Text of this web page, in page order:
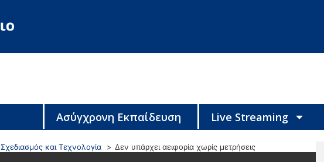
Ασύγχρονη Εκπαίδευση Live Streaming
Σχεδιασμός και Τεχνολογία Δεν υπάρχει αειφορία χωρίς μετρήσεις